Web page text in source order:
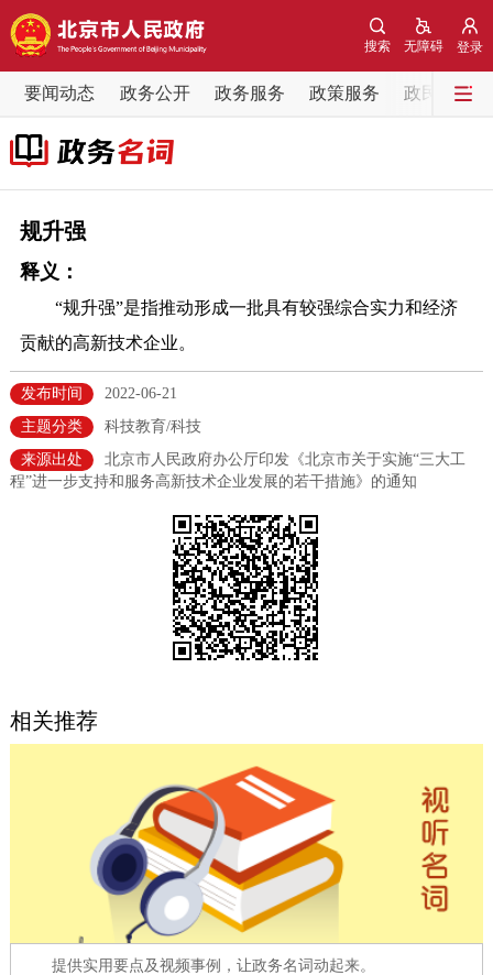
登录
无障碍
搜索
要闻动态 政务公开 政务服务 政策服务 政民互动
要闻动态
党中央精神
各区热点
政务公开
市领导
政策兑现 政策解读 回应关切
专题公开
法人服务
阳光政务
12345网上接诉即办 我要咨询 我要建议
参与调查 在线访谈 图说互动
规升强
释义：
“规升强”是指推动形成一批具有较强综合实力和经济
贡献的高新技术企业。
发布时间
2022-06-21
主题分类
科技教育/科技
来源出处
北京市人民政府办公厅印发《北京市关于实施“三大工
程”进一步支持和服务高新技术企业发展的若干措施》的通知
相关推荐
提供实用要点及视频事例，让政务名词动起来。